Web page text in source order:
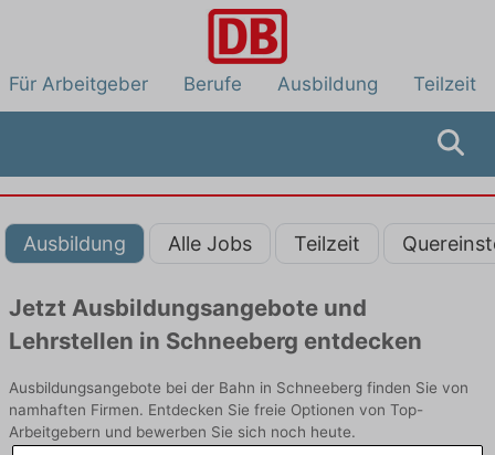
Für Arbeitgeber Berufe Ausbildung Teilzeit
Ausbildung Alle Jobs Teilzeit
Jetzt Ausbildungsangebote und
Lehrstellen in Schneeberg entdecken
Ausbildungsangebote bei der Bahn in Schneeberg finden Sie von
namhaften Firmen. Entdecken Sie freie Optionen von Top-
Arbeitgebern und bewerben Sie sich noch heute.